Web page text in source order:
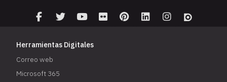
Herramientas Digitales
Correo web
Microsoft 365